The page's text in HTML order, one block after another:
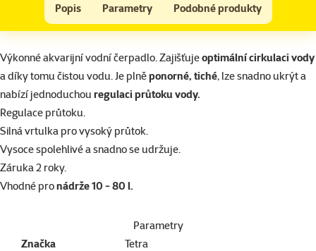
Čerpadlo Tetra WP 300,300l/h
Popis Parametry Podobné produkty
Na začátek stránky
superzoo.product.detail.content
Výkonné akvarijní vodní čerpadlo. Zajišťujeoptimální cirkulaci vody
a díky tomu čistou vodu. Je plněponorné, tiché, lze snadno ukrýt a
nabízí jednoduchou regulaci průtoku vody.
Regulace průtoku.
Silná vrtulka pro vysoký průtok.
Vysoce spolehlivé a snadno se udržuje.
Záruka 2 roky.
Vhodné pronádrže 10 - 80 l.
Parametry
Značka
Tetra